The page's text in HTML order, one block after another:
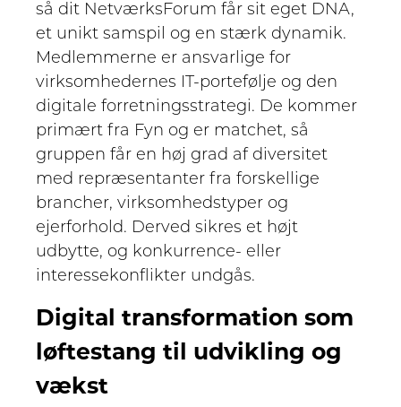
så dit NetværksForum får sit eget DNA,
et unikt samspil og en stærk dynamik.
Medlemmerne er ansvarlige for
virksomhedernes IT-portefølje og den
digitale forretningsstrategi. De kommer
primært fra Fyn og er matchet, så
gruppen får en høj grad af diversitet
med repræsentanter fra forskellige
brancher, virksomhedstyper og
ejerforhold. Derved sikres et højt
udbytte, og konkurrence- eller
interessekonflikter undgås.
Digital transformation som
løftestang til udvikling og
vækst